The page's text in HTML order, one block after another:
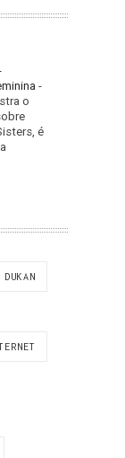
-
o
é